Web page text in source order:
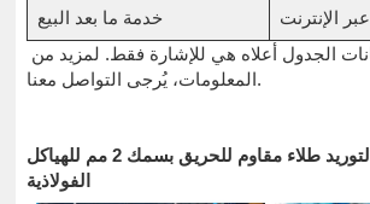
خدمة ما بعد البيع
الإنترنت
الجدول أعلاه هي للإشارة فقط. لمزيد من
المعلومات، يُرجى التواصل معنا.
ورشة عملنا لتوريد طلاء مقاوم للحريق بسمك 2 مم للهياكل
الفولاذية